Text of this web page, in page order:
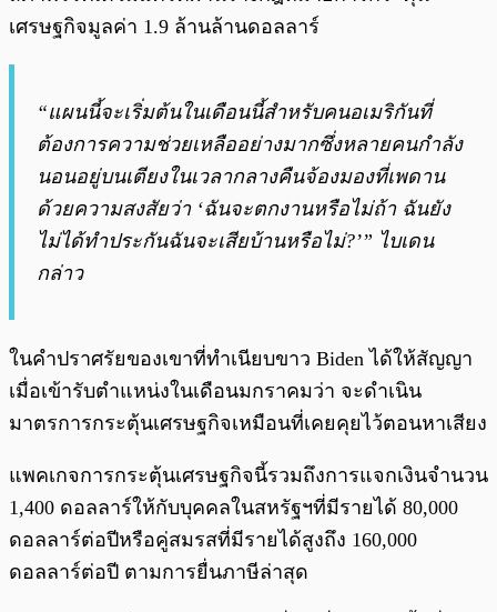
เศรษฐกิจมูลค่า 1.9 ล้านล้านดอลลาร์
“แผนนี้จะเริ่มต้นในเดือนนี้สำหรับคนอเมริกันที่
ต้องการความช่วยเหลืออย่างมากซึ่งหลายคนกำลัง
นอนอยู่บนเตียงในเวลากลางคืนจ้องมองที่เพดาน
ด้วยความสงสัยว่า ‘ฉันจะตกงานหรือไม่ถ้า ฉันยัง
ไม่ได้ทำประกันฉันจะเสียบ้านหรือไม่?’” ไบเดน
กล่าว
ในคำปราศรัยของเขาที่ทำเนียบขาว Biden ได้ให้สัญญา
เมื่อเข้ารับตำแหน่งในเดือนมกราคมว่า จะดำเนิน
มาตรการกระตุ้นเศรษฐกิจเหมือนที่เคยคุยไว้ตอนหาเสียง
แพคเกจการกระตุ้นเศรษฐกิจนี้รวมถึงการแจกเงินจำนวน
1,400 ดอลลาร์ให้กับบุคคลในสหรัฐฯที่มีรายได้ 80,000
ดอลลาร์ต่อปีหรือคู่สมรสที่มีรายได้สูงถึง 160,000
ดอลลาร์ต่อปี ตามการยื่นภาษีล่าสุด